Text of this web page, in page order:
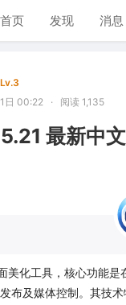
首页 发现 消息
Lv.3
日 00:22
· 阅读 1,135
最新中
美化工具，核心功能
布及媒体控制。其技